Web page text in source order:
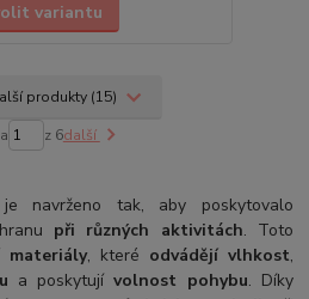
variantu
produkty (15)
z 6další
navrženo tak, aby poskytovalo
při různých aktivitách. Toto
materiály, které odvádějí vlhkost,
a poskytujívolnost pohybu. Díky